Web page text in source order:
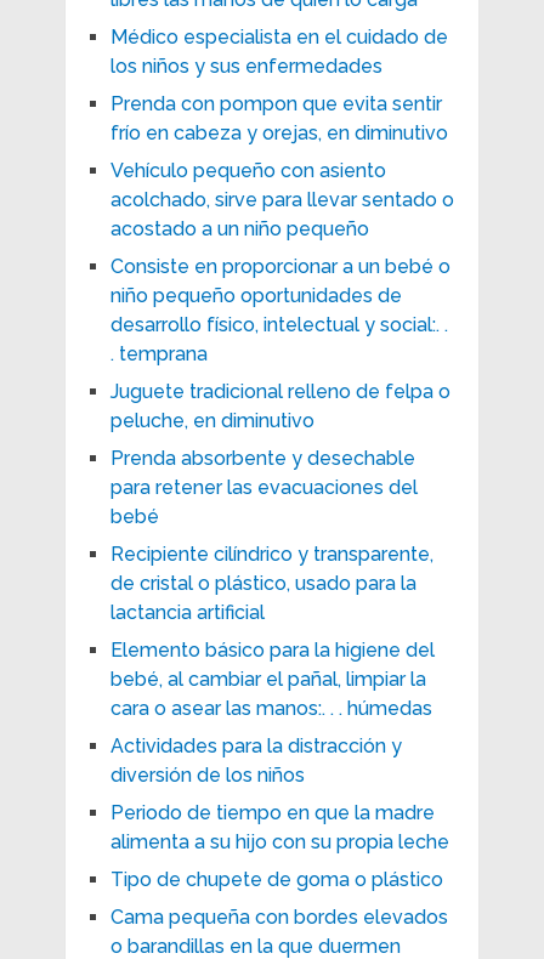
Médico especialista en el cuidado de
los niños y sus enfermedades
Prenda con pompon que evita sentir
frío en cabeza y orejas, en diminutivo
Vehículo pequeño con asiento
acolchado, sirve para llevar sentado o
acostado a un niño pequeño
Consiste en proporcionar a un bebé o
niño pequeño oportunidades de
desarrollo físico, intelectual y social:. .
. temprana
Juguete tradicional relleno de felpa o
peluche, en diminutivo
Prenda absorbente y desechable
para retener las evacuaciones del
bebé
Recipiente cilíndrico y transparente,
de cristal o plástico, usado para la
lactancia artificial
Elemento básico para la higiene del
bebé, al cambiar el pañal, limpiar la
cara o asear las manos:. . . húmedas
Actividades para la distracción y
diversión de los niños
Periodo de tiempo en que la madre
alimenta a su hijo con su propia leche
Tipo de chupete de goma o plástico
Cama pequeña con bordes elevados
o barandillas en la que duermen